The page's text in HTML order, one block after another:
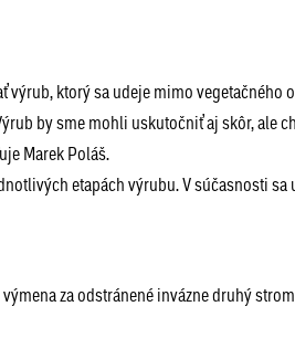
výrub, ktorý sa udeje mimo
by sme mohli uskutočniť aj skôr, ale
Marek Poláš.
etapách výrubu. V súčasnosti sa
za odstránené invázne druhý